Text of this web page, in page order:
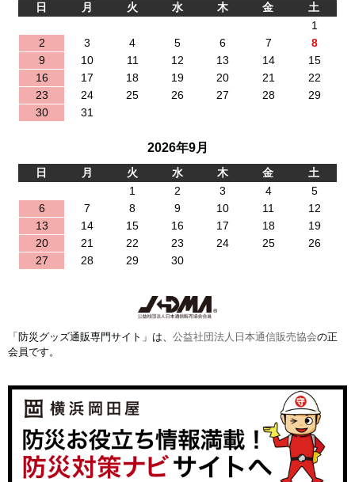
日 月 火 水 木 金
土
1
2
3 4 5 6 7
8
9
10 11 12 13 14
15
16
17 18 19 20 21
22
23
24 25 26 27 28
29
30
31
2026年9月
日 月 火 水 木 金
土
1
2 3 4
5
6
7 8 9 10 11
12
13
14 15 16 17 18
19
20
21 22 23 24 25
26
27
28 29 30
「防災グッズ通販専門サイト」は、 公益社団法人日本通信販売協会の正
会員です。